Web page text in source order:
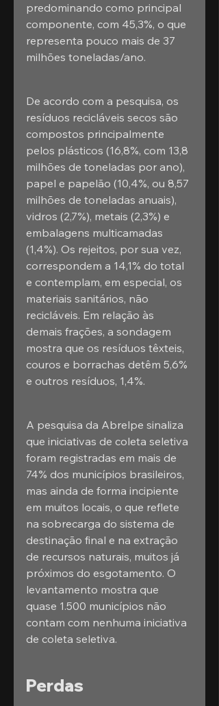
predominando como principal
componente, com 45,3%, o que
representa pouco mais de 37
milhões toneladas/ano.
De acordo com a pesquisa, os
resíduos recicláveis secos são
compostos principalmente
pelos plásticos (16,8%, com 13,8
milhões de toneladas por ano),
papel e papelão (10,4%, ou 8,57
milhões de toneladas anuais),
vidros (2,7%), metais (2,3%) e
embalagens multicamadas
(1,4%). Os rejeitos, por sua vez,
correspondem a 14,1% do total
e contemplam, em especial, os
materiais sanitários, não
recicláveis. Em relação às
demais frações, a sondagem
mostra que os resíduos têxteis,
couros e borrachas detêm 5,6%
e outros resíduos, 1,4%.
A pesquisa da Abrelpe sinaliza
que iniciativas de coleta seletiva
foram registradas em mais de
74% dos municípios brasileiros,
mas ainda de forma incipiente
em muitos locais, o que reflete
na sobrecarga do sistema de
destinação final e na extração
de recursos naturais, muitos já
próximos do esgotamento. O
levantamento mostra que
quase 1.500 municípios não
contam com nenhuma iniciativa
de coleta seletiva.
Perdas